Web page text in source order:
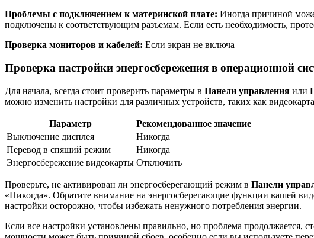
Проблемы с подключением к материнской плате: Иногда причиной
подключены к соответствующим разъемам. Если есть необходимость,
Проверка мониторов и кабелей: Если экран не включа
Проверка настройки энергосбережения в операционной
Для начала, всегда стоит проверить параметры в Панели управления или
можно изменить настройки для различных устройств, таких как
Параметр
Рекомендованное значение
Выключение дисплея
Никогда
Перевод в спящий режим
Никогда
Энергосбережение видеокарты Отключить
Проверьте, не активирован ли энергосберегающий режим в Панели
«Никогда». Обратите внимание на энергосберегающие функции вашей
настройки осторожно, чтобы избежать ненужного потребления энергии.
Если все настройки установлены правильно, но проблема продолжается,